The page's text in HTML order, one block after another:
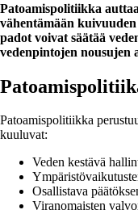
Patoamispolitiikka
vähentämään
padot voivat säätää
vedenpintojen nousujen
Patoamispolitiikka
kuuluvat:
Veden kestävä
Osallistava
Viranomaisten